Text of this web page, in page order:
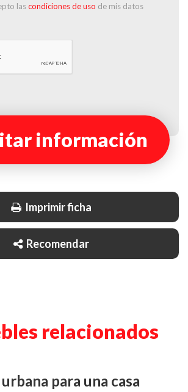
lascondiciones de uso de mis datos
información
Imprimir ficha
Recomendar
relacionados
urbana para una casa